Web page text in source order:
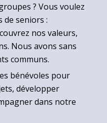
? Vous voulez
de seniors :
nos valeurs,
Nous avons sans
communs.
bénévoles pour
développer
dans notre